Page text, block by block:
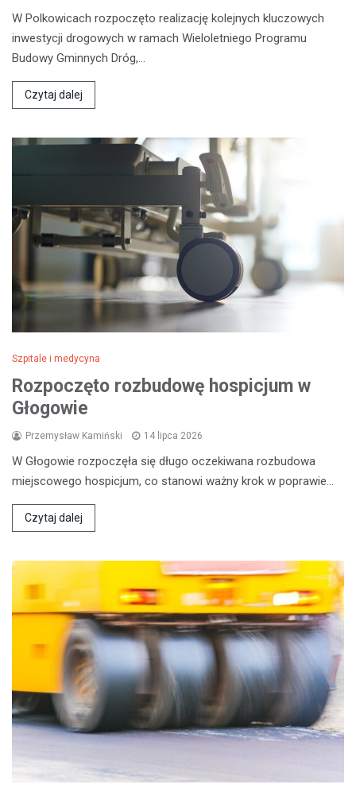
W Polkowicach rozpoczęto realizację kolejnych kluczowych
inwestycji drogowych w ramach Wieloletniego Programu
Budowy Gminnych Dróg,…
Czytaj dalej
Szpitale i medycyna
Rozpoczęto rozbudowę hospicjum w
Głogowie
Przemysław Kamiński 14 lipca 2026
W Głogowie rozpoczęła się długo oczekiwana rozbudowa
miejscowego hospicjum, co stanowi ważny krok w poprawie…
Czytaj dalej